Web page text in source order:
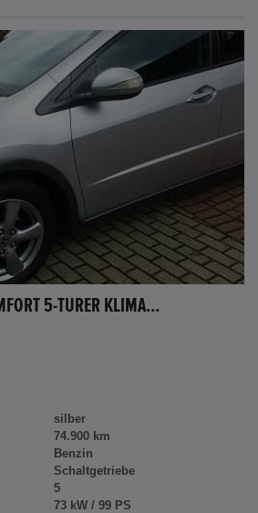
5-TÜRER KLIMA...
silber
74.900 km
Benzin
Schaltgetriebe
5
73 kW / 99 PS